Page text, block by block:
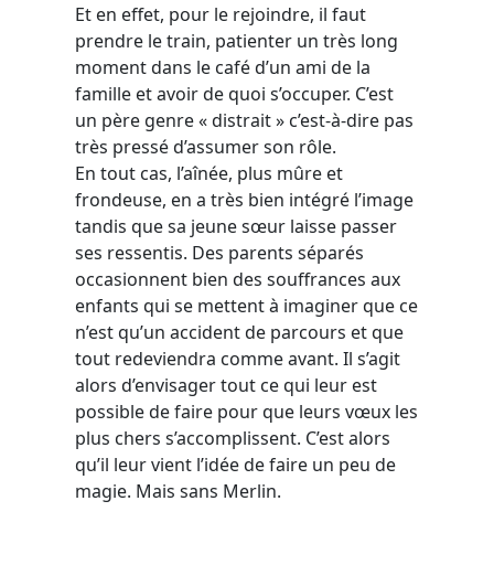
Et en effet, pour le rejoindre, il faut
prendre le train, patienter un très long
moment dans le café d’un ami de la
famille et avoir de quoi s’occuper. C’est
un père genre « distrait » c’est-à-dire pas
très pressé d’assumer son rôle.
En tout cas, l’aînée, plus mûre et
frondeuse, en a très bien intégré l’image
tandis que sa jeune sœur laisse passer
ses ressentis. Des parents séparés
occasionnent bien des souffrances aux
enfants qui se mettent à imaginer que ce
n’est qu’un accident de parcours et que
tout redeviendra comme avant. Il s’agit
alors d’envisager tout ce qui leur est
possible de faire pour que leurs vœux les
plus chers s’accomplissent. C’est alors
qu’il leur vient l’idée de faire un peu de
magie. Mais sans Merlin.